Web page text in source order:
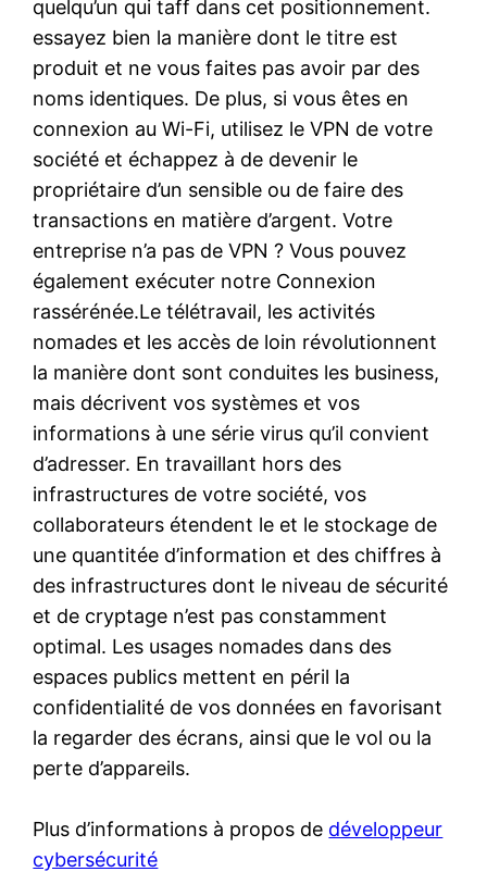
quelqu’un qui taff dans cet positionnement.
essayez bien la manière dont le titre est
produit et ne vous faites pas avoir par des
noms identiques. De plus, si vous êtes en
connexion au Wi-Fi, utilisez le VPN de votre
société et échappez à de devenir le
propriétaire d’un sensible ou de faire des
transactions en matière d’argent. Votre
entreprise n’a pas de VPN ? Vous pouvez
également exécuter notre Connexion
rassérénée.Le télétravail, les activités
nomades et les accès de loin révolutionnent
la manière dont sont conduites les business,
mais décrivent vos systèmes et vos
informations à une série virus qu’il convient
d’adresser. En travaillant hors des
infrastructures de votre société, vos
collaborateurs étendent le et le stockage de
une quantitée d’information et des chiffres à
des infrastructures dont le niveau de sécurité
et de cryptage n’est pas constamment
optimal. Les usages nomades dans des
espaces publics mettent en péril la
confidentialité de vos données en favorisant
la regarder des écrans, ainsi que le vol ou la
perte d’appareils.
Plus d’informations à propos de développeur
cybersécurité